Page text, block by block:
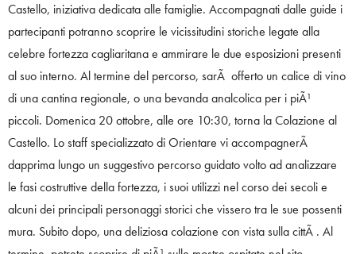
Castello, iniziativa dedicata alle famiglie. Accompagnati dalle guide i
partecipanti potranno scoprire le vicissitudini storiche legate alla
celebre fortezza cagliaritana e ammirare le due esposizioni presenti
al suo interno. Al termine del percorso, sarÃ offerto un calice di vino
di una cantina regionale, o una bevanda analcolica per i piÃ¹
piccoli. Domenica 20 ottobre, alle ore 10:30, torna la Colazione al
Castello. Lo staff specializzato di Orientare vi accompagnerÃ
dapprima lungo un suggestivo percorso guidato volto ad analizzare
le fasi costruttive della fortezza, i suoi utilizzi nel corso dei secoli e
alcuni dei principali personaggi storici che vissero tra le sue possenti
mura. Subito dopo, una deliziosa colazione con vista sulla cittÃ . Al